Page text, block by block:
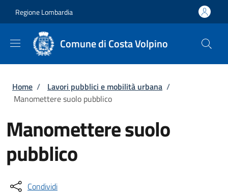
Regione Lombardia
Comune di Costa Volpino
Briciole di pane
Home / Lavori pubblici e mobilità urbana /
Manomettere suolo pubblico
Manomettere suolo
pubblico
Condividi